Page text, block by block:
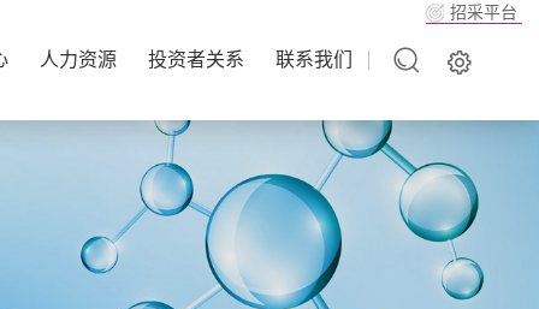
招采平台
人力资源 投资者关系 联系我们